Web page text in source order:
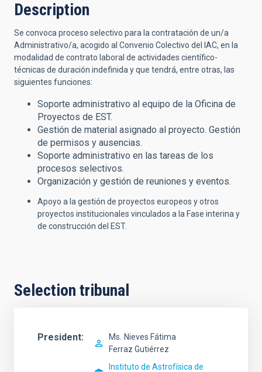
Description
Se convoca proceso selectivo para la contratación de un/a
Administrativo/a, acogido al Convenio Colectivo del IAC, en la
modalidad de contrato laboral de actividades científico-
técnicas de duración indefinida y que tendrá, entre otras, las
siguientes funciones:
Soporte administrativo al equipo de la Oficina de
Proyectos de EST.
Gestión de material asignado al proyecto. Gestión
de permisos y ausencias.
Soporte administrativo en las tareas de los
procesos selectivos.
Organización y gestión de reuniones y eventos.
Apoyo a la gestión de proyectos europeos y otros
proyectos institucionales vinculados a la Fase interina y
de construcción del EST.
Selection tribunal
President Ms.
Nieves Fátima
Ferraz Gutiérrez
Instituto de Astrofísica de